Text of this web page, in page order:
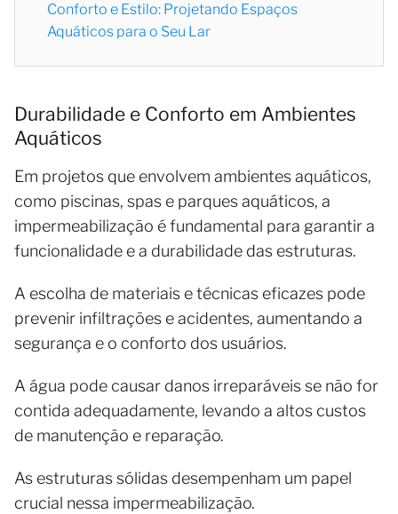
Conforto e Estilo: Projetando Espaços
Aquáticos para o Seu Lar
Durabilidade e Conforto em Ambientes
Aquáticos
Em projetos que envolvem ambientes aquáticos,
como piscinas, spas e parques aquáticos, a
impermeabilização é fundamental para garantir a
funcionalidade e a durabilidade das estruturas.
A escolha de materiais e técnicas eficazes pode
prevenir infiltrações e acidentes, aumentando a
segurança e o conforto dos usuários.
A água pode causar danos irreparáveis se não for
contida adequadamente, levando a altos custos
de manutenção e reparação.
As estruturas sólidas desempenham um papel
crucial nessa impermeabilização.